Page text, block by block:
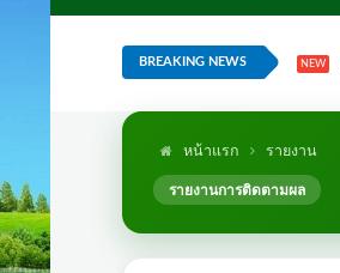
BREAKING NEWS NEW
หน้าแรก
รายงาน
รายงานการติดตามผล